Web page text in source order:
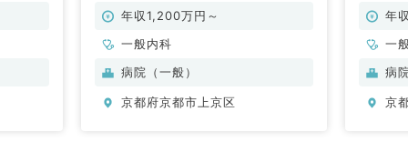
年収1,200万円～
一般内科
病院（一般）
京都府京都市上京区
年
一
病
京